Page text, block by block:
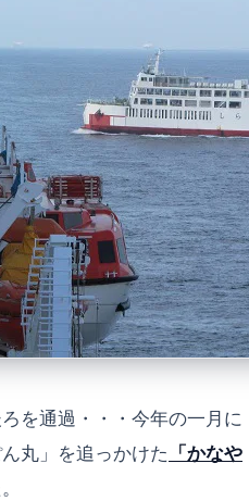
を通過・・・今年の一月に
丸」を追っかけた
「かなや